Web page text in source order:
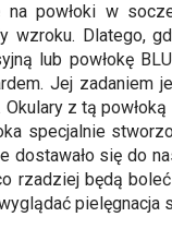
powłoki w
Dlatego,
lub powłokę
Jej zadaniem
z tą
specjalnie
dostawało się do
rzadziej będą
pielęgnacja